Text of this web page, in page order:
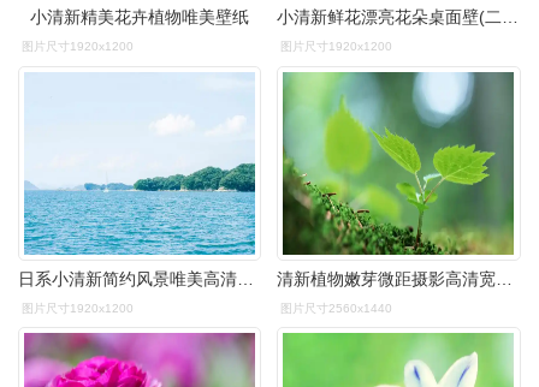
小清新精美花卉植物唯美壁纸
图片尺寸1920x1200 图片尺寸1920x1200
图片尺寸1920x1200 图片尺寸2560x1440